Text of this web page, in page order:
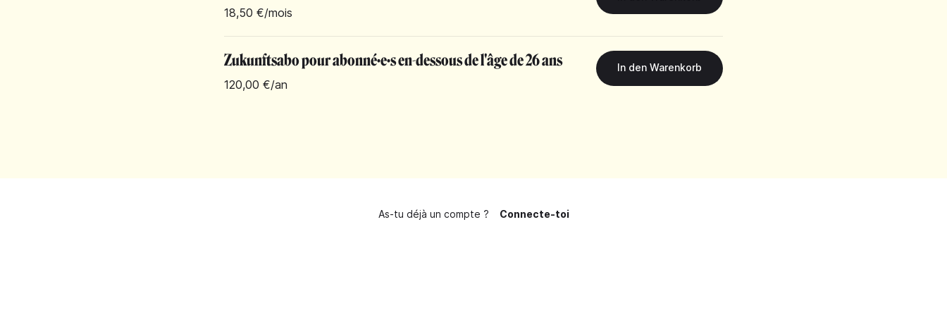
18,50 €/mois
Zukunftsabo pour abonné·e·s en-dessous de l'âge de 26 ans
120,00 €/an
As-tu déjà un compte ? Connecte-toi